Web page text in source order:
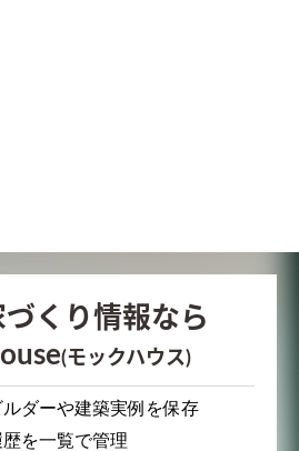
くり情報なら
(モックハウス)
ダーや建築実例を保存
を一覧で管理